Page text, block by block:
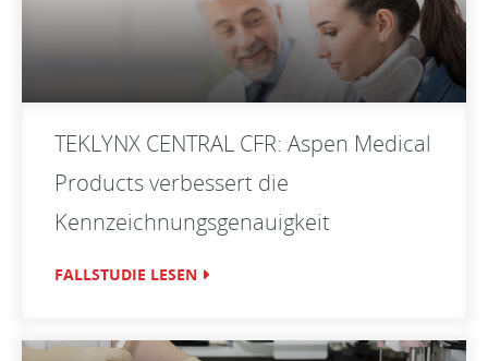
TEKLYNX CENTRAL CFR: Aspen Medical
Products verbessert die
Kennzeichnungsgenauigkeit
FALLSTUDIE LESEN